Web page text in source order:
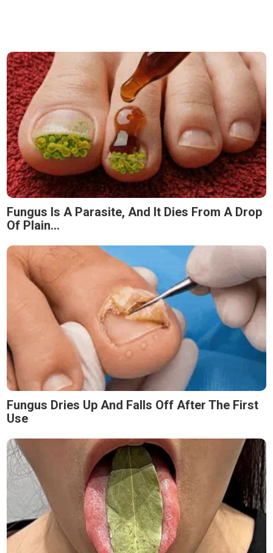
Fungus Is A Parasite, And It Dies From A Drop
Of Plain...
Fungus Dries Up And Falls Off After The First
Use